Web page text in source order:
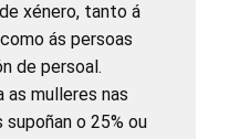
xénero, tanto á
ás persoas
de persoal.
as mulleres nas
o 25% ou